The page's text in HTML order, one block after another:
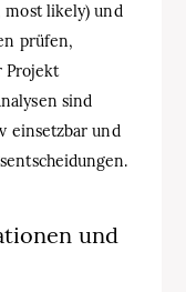
most likely) und
prüfen,
Projekt
sind
einsetzbar und
und